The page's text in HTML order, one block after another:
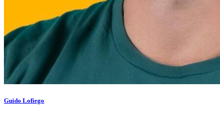
Guido Lofiego